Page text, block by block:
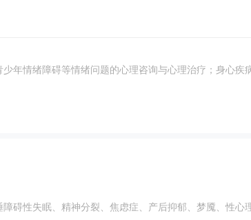
年情绪障碍等情绪问题的心理咨询与心理治疗；身心疾
碍性失眠、精神分裂、焦虑症、产后抑郁、梦魇、性